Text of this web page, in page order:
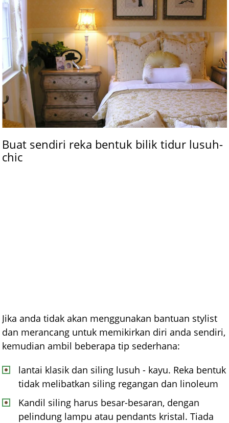
Buat sendiri reka bentuk bilik tidur lusuh-
chic
Jika anda tidak akan menggunakan bantuan stylist
dan merancang untuk memikirkan diri anda sendiri,
kemudian ambil beberapa tip sederhana:
lantai klasik dan siling lusuh - kayu. Reka bentuk
tidak melibatkan siling regangan dan linoleum
Kandil siling harus besar-besaran, dengan
pelindung lampu atau pendants kristal. Tiada